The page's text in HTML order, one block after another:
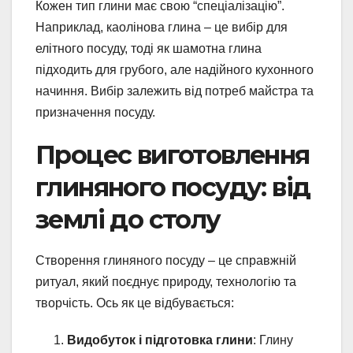
Кожен тип глини має свою “спеціалізацію”.
Наприклад, каолінова глина – це вибір для
елітного посуду, тоді як шамотна глина
підходить для грубого, але надійного кухонного
начиння. Вибір залежить від потреб майстра та
призначення посуду.
Процес виготовлення
глиняного посуду: від
землі до столу
Створення глиняного посуду – це справжній
ритуал, який поєднує природу, технологію та
творчість. Ось як це відбувається:
Видобуток і підготовка глини: Глину